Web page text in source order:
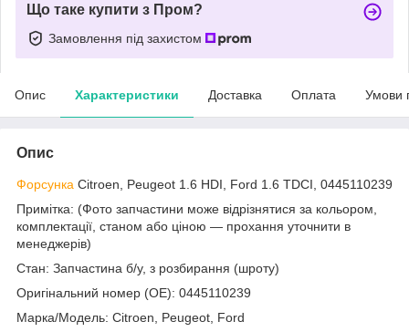
Що таке купити з Пром?
Замовлення під захистом
Опис Характеристики Доставка Оплата Умови
Опис
Форсунка Citroen, Peugeot 1.6 HDI, Ford 1.6 TDCI, 0445110239
Примітка: (Фото запчастини може відрізнятися за кольором,
комплектації, станом або ціною — прохання уточнити в
менеджерів)
Стан: Запчастина б/у, з розбирання (шроту)
Оригінальний номер (ОЕ): 0445110239
Марка/Модель: Citroen, Peugeot, Ford